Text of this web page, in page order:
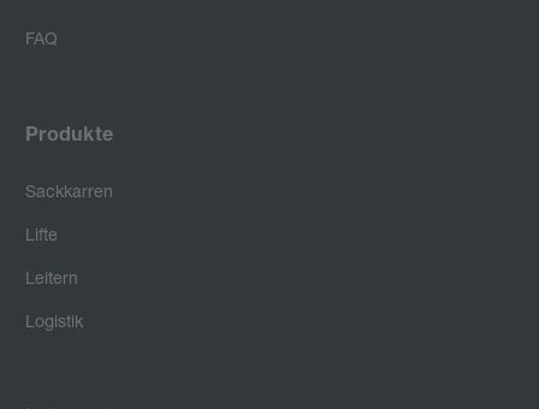
FAQ
Produkte
Sackkarren
Lifte
Leitern
Logistik